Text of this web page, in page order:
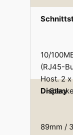
10/
(RJ45-
Host. 2
D-
Display
89mm /